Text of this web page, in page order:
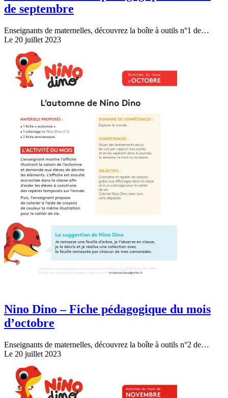
de septembre
Enseignants de maternelles, découvrez la boîte à outils n°1 de…
Le 20 juillet 2023
Nino Dino – Fiche pédagogique du mois
d’octobre
Enseignants de maternelles, découvrez la boîte à outils n°2 de…
Le 20 juillet 2023